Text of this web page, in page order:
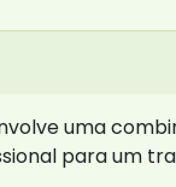
uma
para um